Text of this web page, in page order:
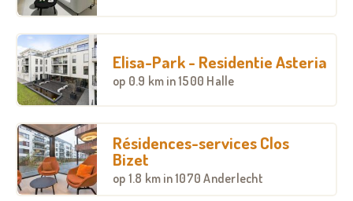
Elisa-Park - Residentie Asteria
op 0.9 km in 1500 Halle
Résidences-services Clos
Bizet
op 1.8 km in 1070 Anderlecht